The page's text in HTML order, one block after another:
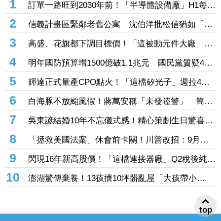
1
訂單一路旺到2030年前！「半導體設備廠」H1每股
賺27.27元創同期新高 連4季賺逾一個股本
2
信義計畫區緊鄰老舊公寓 沈伯洋批松信猶如「兩
個世界」
3
高盛、花旗都下調目標價！「這被動元件大廠」股
價腰斬人心惶惶 專家逆勢喊安：兩家外資都沒看
衰它
4
明年國防預算增1500億破1.1兆元 國民黨質疑400
億無人機硬要編特別預算「刷卡換現金」
5
輝達正式量產CPO點火！「這檔矽光子」週拉4根
漲停 啖1.6T、3.2T大餅EPS上看17元
6
白海豚不放颱風假！蔣萬安稱「未發陸警」 簡舒
培轟雙標：巴威當時也沒有
7
吳東諺結婚10年不忘儀式感！精心策劃生日驚喜
還主動帶娃羨煞人妻女星
8
「拯救美國法案」休會前卡關！川普改招：9月併
入軍費預算案
9
閃現16年新高股價！「這檔連接器廠」Q2稅後純益
突破2億元 公司展望轉型有成、獲利再提升
10
澎湖驚傳棄養！13孩擠10坪髒亂屋「大孩帶小
孩」 父母帶走補助金離家8個月
top